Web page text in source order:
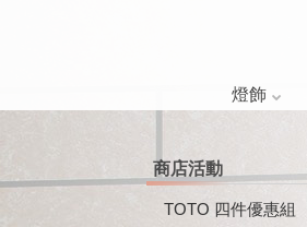
燈飾
商店活動
TOTO 四件優惠組